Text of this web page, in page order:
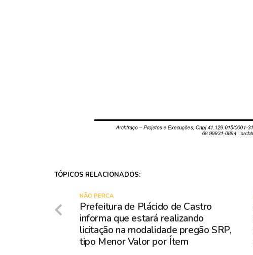
TÓPICOS RELACIONADOS:
NÃO PERCA
Prefeitura de Plácido de Castro
informa que estará realizando
licitação na modalidade pregão SRP,
tipo Menor Valor por Ítem